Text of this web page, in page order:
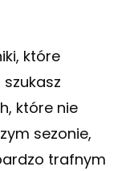
które
które nie
sezonie,
trafnym